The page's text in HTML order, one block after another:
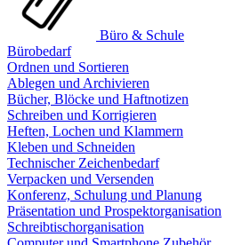
Büro & Schule
Bürobedarf
Ordnen und Sortieren
Ablegen und Archivieren
Bücher, Blöcke und Haftnotizen
Schreiben und Korrigieren
Heften, Lochen und Klammern
Kleben und Schneiden
Technischer Zeichenbedarf
Verpacken und Versenden
Konferenz, Schulung und Planung
Präsentation und Prospektorganisation
Schreibtischorganisation